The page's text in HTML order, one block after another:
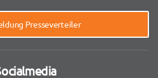
Presseverteiler